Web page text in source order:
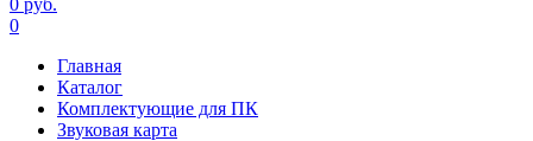
0 руб.
0
Главная
Каталог
Комплектующие для ПК
Звуковая карта